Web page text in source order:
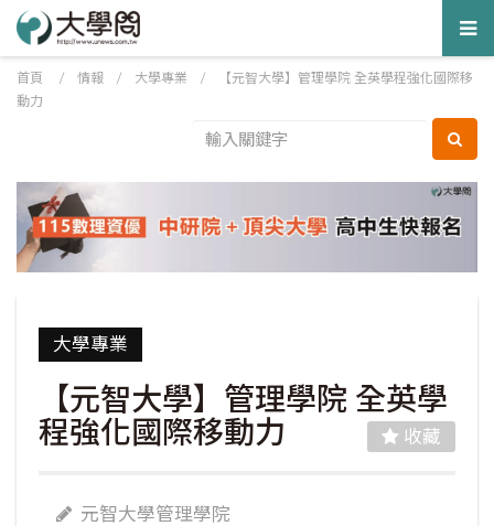
首頁 / 情報 / 大學專業 /
【元智大學】管理學院 全英學程強化國際移
動力
大學專業
【元智大學】管理學院 全英學
程強化國際移動力
收藏
元智大學管理學院